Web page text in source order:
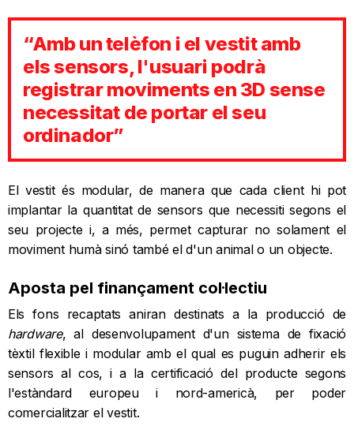
“Amb un telèfon i el vestit amb
els sensors, l'usuari podrà
registrar moviments en 3D sense
necessitat de portar el seu
ordinador”
El vestit és modular, de manera que cada client hi pot
implantar la quantitat de sensors que necessiti segons el
seu projecte i, a més, permet capturar no solament el
moviment humà sinó també el d'un animal o un objecte.
Aposta pel finançament col·lectiu
Els fons recaptats aniran destinats a la producció de
hardware, al desenvolupament d'un sistema de fixació
tèxtil flexible i modular amb el qual es puguin adherir els
sensors al cos, i a la certificació del producte segons
l'estàndard europeu i nord-americà, per poder
comercialitzar el vestit.